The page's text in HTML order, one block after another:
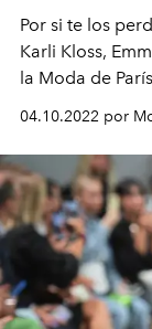
Por si te los
Karli Kloss,
la Moda de
04.10.2022 por